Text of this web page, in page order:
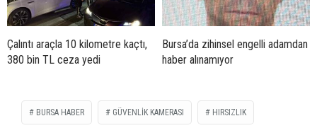
Çalıntı araçla 10 kilometre kaçtı,
380 bin TL ceza yedi
Bursa’da zihinsel engelli adamdan
haber alınamıyor
BURSA HABER GÜVENLIK KAMERASI HIRSIZLIK